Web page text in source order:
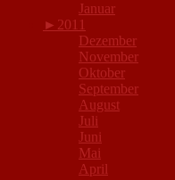
Januar
► 2011
Dezember
November
Oktober
September
August
Juli
Juni
Mai
April